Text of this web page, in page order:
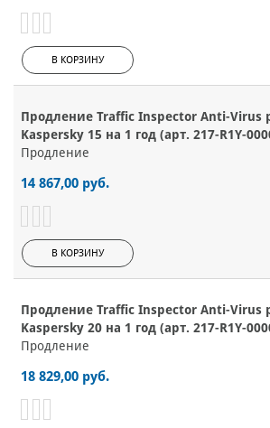
В КОРЗИНУ
Продление Traffic Inspector Anti-Virus
Kaspersky 15 на 1 год (арт. 217-R1Y-
Продление
14 867,00 руб.
В КОРЗИНУ
Продление Traffic Inspector Anti-Virus
Kaspersky 20 на 1 год (арт. 217-R1Y-
Продление
18 829,00 руб.